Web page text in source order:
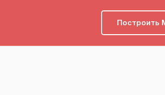
Построить